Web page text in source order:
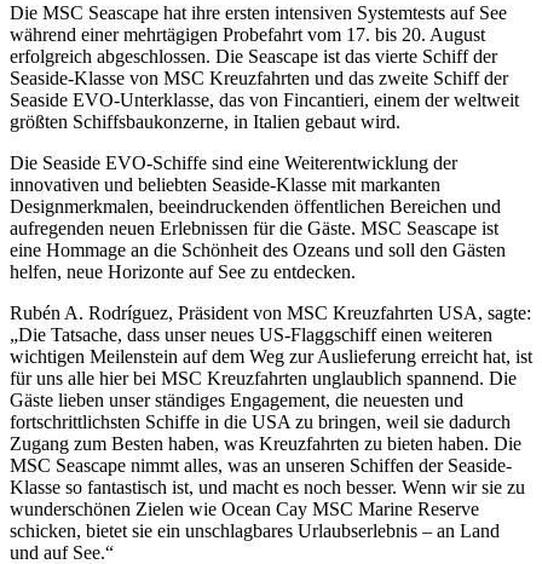
Die MSC Seascape hat ihre ersten intensiven Systemtests auf See
während einer mehrtägigen Probefahrt vom 17. bis 20. August
erfolgreich abgeschlossen. Die Seascape ist das vierte Schiff der
Seaside-Klasse von MSC Kreuzfahrten und das zweite Schiff der
Seaside EVO-Unterklasse, das von Fincantieri, einem der weltweit
größten Schiffsbaukonzerne, in Italien gebaut wird.
Die Seaside EVO-Schiffe sind eine Weiterentwicklung der
innovativen und beliebten Seaside-Klasse mit markanten
Designmerkmalen, beeindruckenden öffentlichen Bereichen und
aufregenden neuen Erlebnissen für die Gäste. MSC Seascape ist
eine Hommage an die Schönheit des Ozeans und soll den Gästen
helfen, neue Horizonte auf See zu entdecken.
Rubén A. Rodríguez, Präsident von MSC Kreuzfahrten USA, sagte:
„Die Tatsache, dass unser neues US-Flaggschiff einen weiteren
wichtigen Meilenstein auf dem Weg zur Auslieferung erreicht hat, ist
für uns alle hier bei MSC Kreuzfahrten unglaublich spannend. Die
Gäste lieben unser ständiges Engagement, die neuesten und
fortschrittlichsten Schiffe in die USA zu bringen, weil sie dadurch
Zugang zum Besten haben, was Kreuzfahrten zu bieten haben. Die
MSC Seascape nimmt alles, was an unseren Schiffen der Seaside-
Klasse so fantastisch ist, und macht es noch besser. Wenn wir sie zu
wunderschönen Zielen wie Ocean Cay MSC Marine Reserve
schicken, bietet sie ein unschlagbares Urlaubserlebnis – an Land
und auf See.“